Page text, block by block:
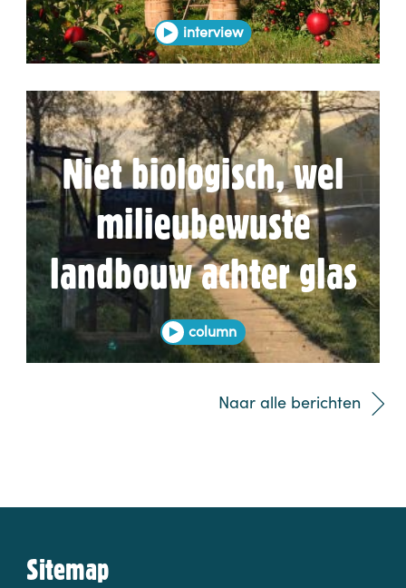
interview
Niet biologisch, wel
milieubewuste
landbouw achter glas
column
Naar alle berichten
Sitemap